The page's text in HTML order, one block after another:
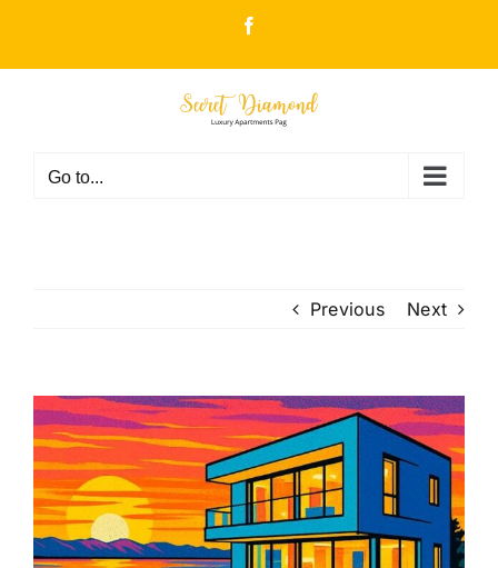
content
Go to...
Previous Next
View
Larger
Image